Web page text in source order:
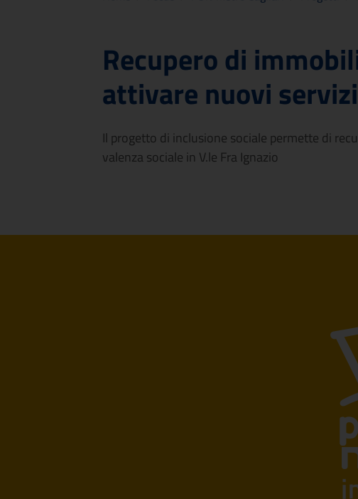
Recupero di
attivare nuovi
Il progetto di inclusione sociale permette di
valenza sociale in V.le Fra Ignazio